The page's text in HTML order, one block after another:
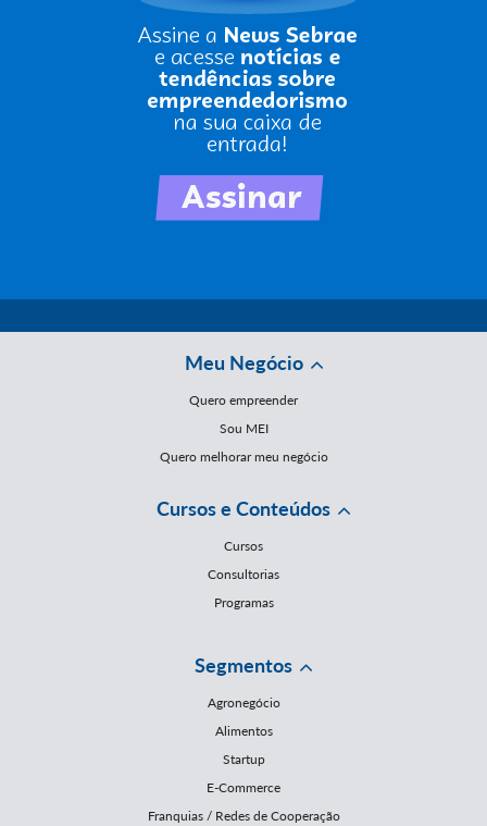
Meu Negócio
Quero empreender
Sou MEI
Quero melhorar meu negócio
Cursos e Conteúdos
Cursos
Consultorias
Programas
Segmentos
Agronegócio
Alimentos
Startup
E-Commerce
Franquias / Redes de Cooperação